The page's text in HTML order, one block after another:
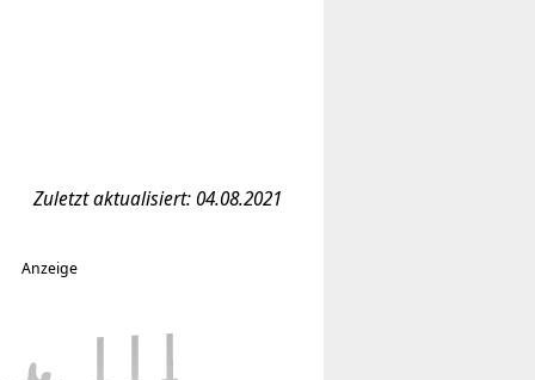
Zuletzt aktualisiert: 04.08.2021
Anzeige